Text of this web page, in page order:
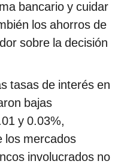
bancario y cuidar
los ahorros de
sobre la decisión
tasas de interés en
bajas
y 0.03%,
los mercados
involucrados no